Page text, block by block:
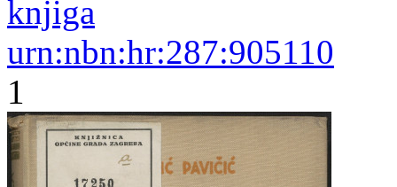
knjiga
urn:nbn:hr:287:905110
1